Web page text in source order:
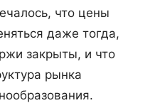
что цены
даже тогда,
закрыты, и что
рынка